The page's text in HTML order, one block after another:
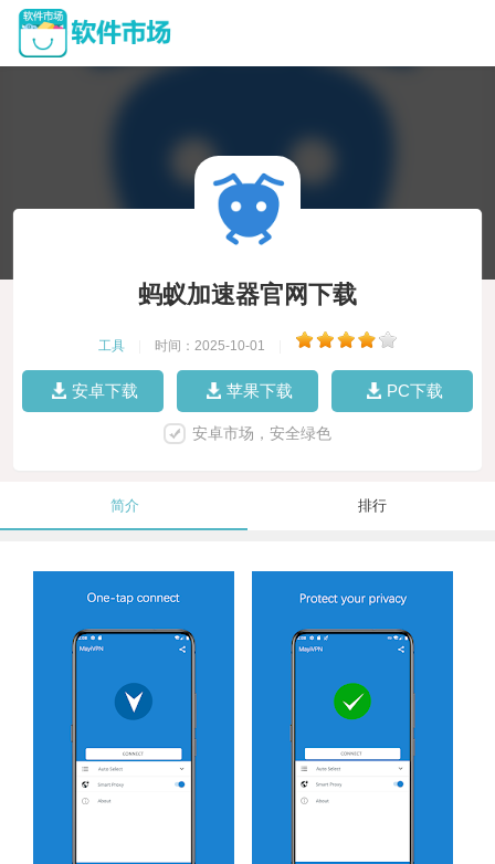
蚂蚁加速器官网下载
工具 时间：2025-10-01
安卓下载 苹果下载 PC下载
安卓市场，安全绿色
简介 排行